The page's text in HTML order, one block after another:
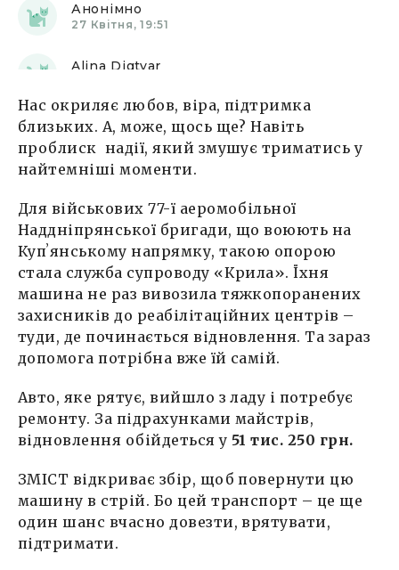
Анонімно
27 Квітня, 19:51
Alina Digtyar
Alina Digtyar
29 Квітня, 22:24
Тоторо
Володимир
26 Травня, 15:27
Олександр
08 Червня, 20:26
Володимир
27 Червня, 19:13
Володимир
27 Червня, 19:14
29 Червня, 12:58
Alina Digtyar
29 Червня, 12:59
Нас окриляє любов, віра, підтримка
близьких. А, може, щось ще? Навіть
проблиск надії, який змушує триматись у
найтемніші моменти.
Для військових 77-ї аеромобільної
Наддніпрянської бригади, що воюють на
Купʼянському напрямку, такою опорою
стала служба супроводу «Крила». Їхня
машина не раз вивозила тяжкопоранених
захисників до реабілітаційних центрів –
туди, де починається відновлення. Та зараз
допомога потрібна вже їй самій.
Авто, яке рятує, вийшло з ладу і потребує
ремонту. За підрахунками майстрів,
відновлення обійдеться у 51 тис. 250 грн.
ЗМІСТ відкриває збір, щоб повернути цю
машину в стрій. Бо цей транспорт – це ще
один шанс вчасно довезти, врятувати,
підтримати.